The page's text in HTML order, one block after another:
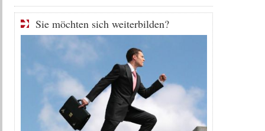
Sie möchten sich weiterbilden?